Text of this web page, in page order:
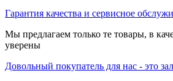
Гарантия качества и сервисное
Мы предлагаем только те товары, в
уверены
Довольный покупатель для нас - это